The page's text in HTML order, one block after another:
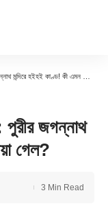
হইহই কাণ্ড! কী এমন খোয়া গেল?
জগন্নাথ
গেল?
3 Min Read